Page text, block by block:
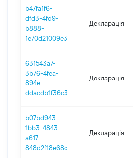
b47fa1f6-
dfd3-4fd9-
b888-
1e70d21009e3
Декларація
631543a7-
3b76-4fea-
894e-
ddacdb1f36c3
Декларація
b07bd943-
1bb3-4843-
a617-
848d2f18e68c
Декларація